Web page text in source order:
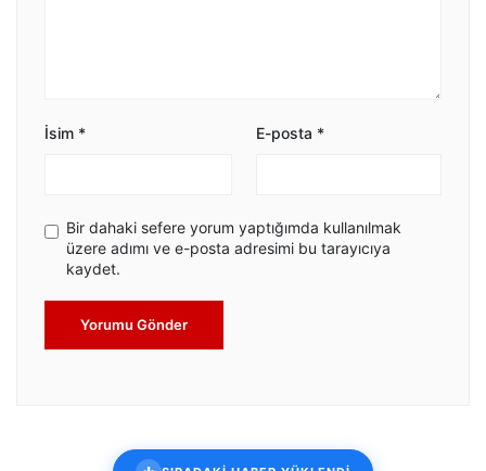
İsim * E-posta *
Bir dahaki sefere yorum yaptığımda kullanılmak
üzere adımı ve e-posta adresimi bu tarayıcıya
kaydet.
Yorumu Gönder